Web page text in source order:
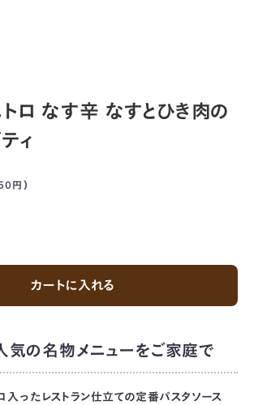
ロ なす辛 なすとひき肉の
ィ
円 ）
カートに入れる
気の名物メニューをご家庭で
入ったレストラン仕立ての定番パスタソース